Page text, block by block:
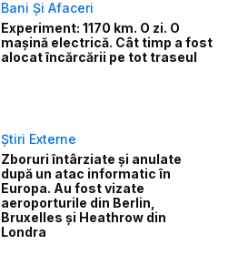
Bani Și Afaceri
Experiment: 1170 km. O zi. O
mașină electrică. Cât timp a fost
alocat încărcării pe tot traseul
Știri Externe
Zboruri întârziate și anulate
după un atac informatic în
Europa. Au fost vizate
aeroporturile din Berlin,
Bruxelles și Heathrow din
Londra